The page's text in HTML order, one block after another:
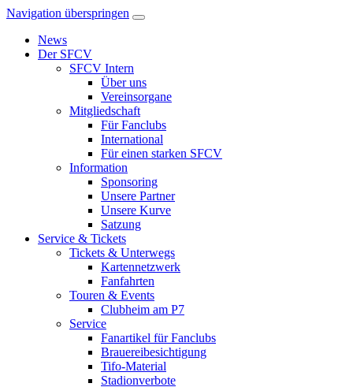
Navigation überspringen
News
Der SFCV
SFCV Intern
Über uns
Vereinsorgane
Mitgliedschaft
Für Fanclubs
International
Für einen starken SFCV
Information
Sponsoring
Unsere Partner
Unsere Kurve
Satzung
Service & Tickets
Tickets & Unterwegs
Kartennetzwerk
Fanfahrten
Touren & Events
Clubheim am P7
Service
Fanartikel für Fanclubs
Brauereibesichtigung
Tifo-Material
Stadionverbote